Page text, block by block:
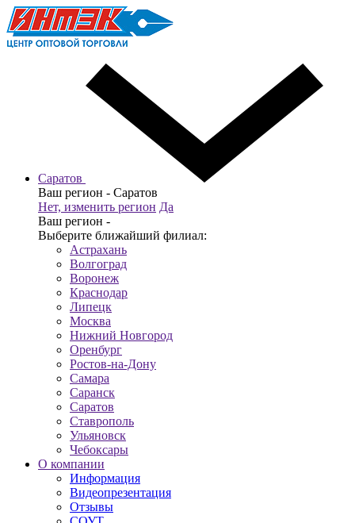
Саратов
Ваш регион - Саратов
Нет, изменить регион Да
Ваш регион -
Выберите ближайший филиал:
Астрахань
Волгоград
Воронеж
Краснодар
Липецк
Москва
Нижний Новгород
Оренбург
Ростов-на-Дону
Самара
Саранск
Саратов
Ставрополь
Ульяновск
Чебоксары
О компании
Информация
Видеопрезентация
Отзывы